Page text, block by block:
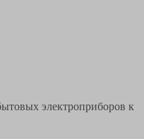
электроприборов к